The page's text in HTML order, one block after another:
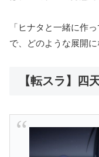
「ヒナタと一緒に作
で、どのような展開に
【転スラ】四